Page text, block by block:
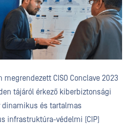
CISO Conclave 2023
tájáról érkező kiberbiztonsági
dinamikus és tartalmas
infrastruktúra-védelmi (CIP)